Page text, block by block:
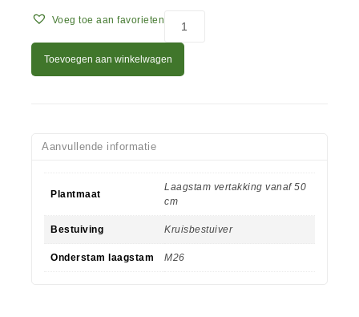
Voeg toe aan favorieten
Toevoegen aan winkelwagen
Aanvullende informatie
Plantmaat
Laagstam vertakking vanaf 50
cm
Bestuiving Kruisbestuiver
Onderstam laagstam M26